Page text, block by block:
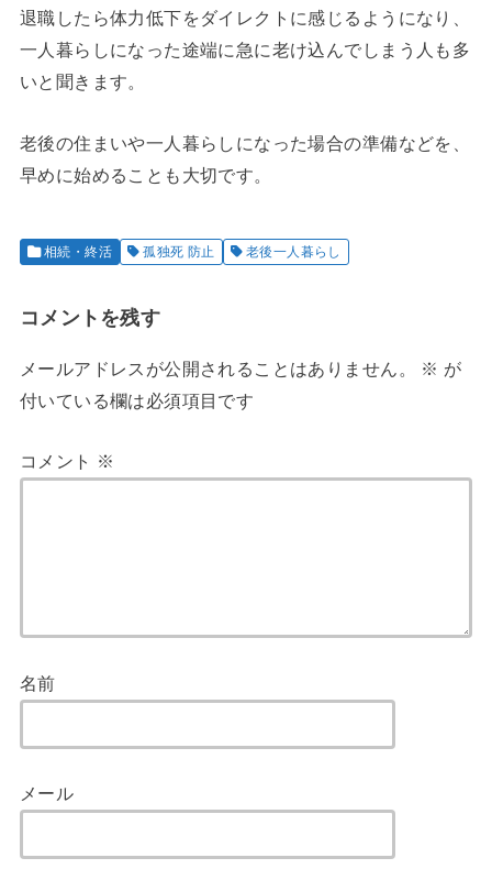
退職したら体力低下をダイレクトに感じるようになり、
一人暮らしになった途端に急に老け込んでしまう人も多
いと聞きます。
老後の住まいや一人暮らしになった場合の準備などを、
早めに始めることも大切です。
相続・終活 孤独死 防止 老後一人暮らし
コメントを残す
メールアドレスが公開されることはありません。 ※ が
付いている欄は必須項目です
コメント ※
名前
メール